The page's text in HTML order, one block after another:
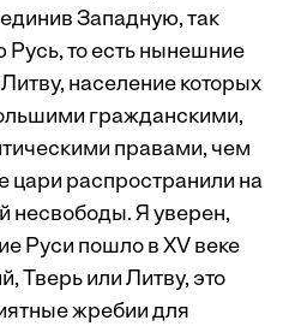
Западную, так
то есть нынешние
население которых
гражданскими,
правами, чем
цари распространили на
несвободы. Я уверен,
Руси пошло в XV веке
Тверь или Литву, это
жребии для